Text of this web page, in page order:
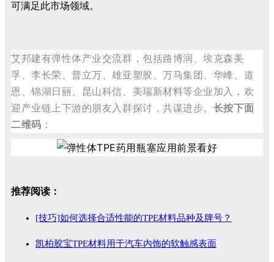
可满足此市场领域。
艾邦建有弹性体产业交流群，包括路博润、埃克森美
孚、李长荣、普立万、雄亚塑胶、万马集团、华峰、道
恩、锦湖日丽、昆山科信、美瑞新材料等企业加入，欢
迎产业链上下游的朋友入群探讨，共谋进步。 长按下面
二维码 ：
推荐阅读：
[技巧]如何选择合适性能的TPE材料品种及牌号？
凯柏胶宝TPE材料用于汽车内饰的软触感表面